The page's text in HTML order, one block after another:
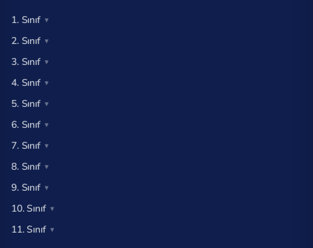
1. Sınıf
2. Sınıf
3. Sınıf
4. Sınıf
5. Sınıf
6. Sınıf
7. Sınıf
8. Sınıf
9. Sınıf
10. Sınıf
11. Sınıf